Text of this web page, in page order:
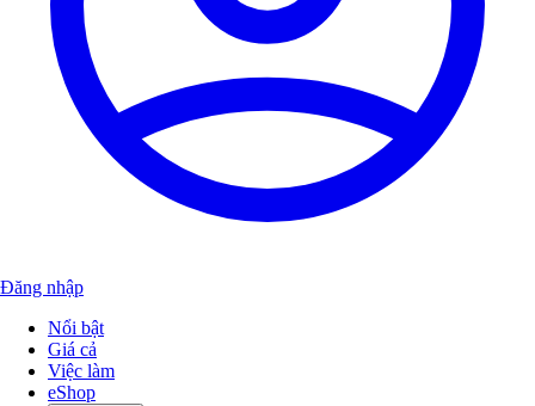
Đăng nhập
Nổi bật
Giá cả
Việc làm
eShop